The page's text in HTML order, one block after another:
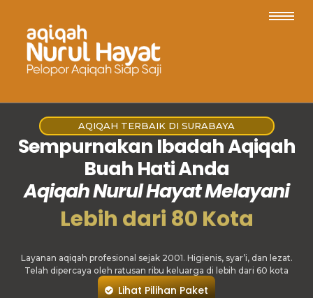
AQIQAH TERBAIK DI SURABAYA
Sempurnakan Ibadah Aqiqah
Buah Hati Anda
Aqiqah Nurul Hayat Melayani
Lebih dari 80 Kota
Layanan aqiqah profesional sejak 2001. Higienis, syar’i, dan lezat.
Telah dipercaya oleh ratusan ribu keluarga di lebih dari 60 kota
Lihat Pilihan Paket